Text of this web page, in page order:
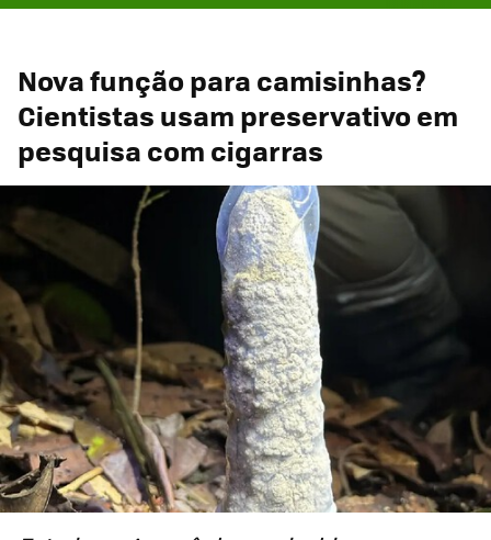
Nova função para camisinhas?
Cientistas usam preservativo em
pesquisa com cigarras